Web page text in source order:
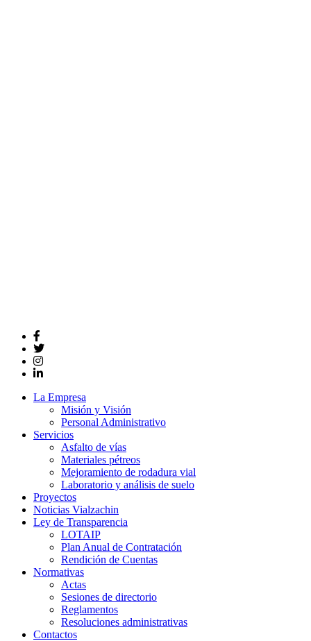
La Empresa
Misión y Visión
Personal Administrativo
Servicios
Asfalto de vías
Materiales pétreos
Mejoramiento de rodadura vial
Laboratorio y análisis de suelo
Proyectos
Noticias Vialzachin
Ley de Transparencia
LOTAIP
Plan Anual de Contratación
Rendición de Cuentas
Normativas
Actas
Sesiones de directorio
Reglamentos
Resoluciones administrativas
Contactos